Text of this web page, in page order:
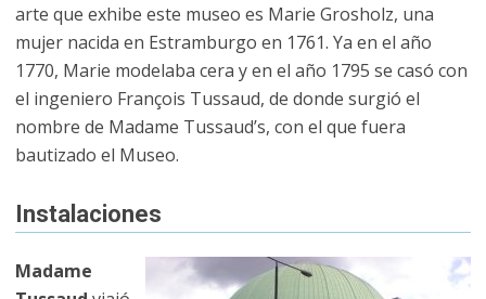
arte que exhibe este museo es Marie Grosholz, una
mujer nacida en Estramburgo en 1761. Ya en el año
1770, Marie modelaba cera y en el año 1795 se casó con
el ingeniero François Tussaud, de donde surgió el
nombre de Madame Tussaud’s, con el que fuera
bautizado el Museo.
Instalaciones
Madame